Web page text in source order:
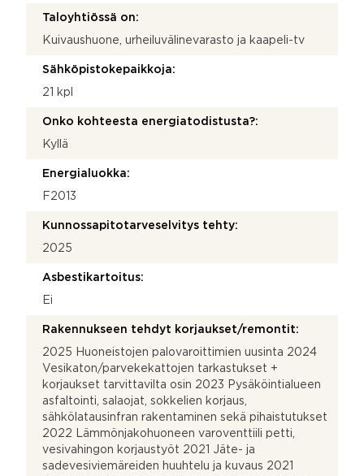
Taloyhtiössä on:
Kuivaushuone, urheiluvälinevarasto ja kaapeli-tv
Sähköpistokepaikkoja:
21 kpl
Onko kohteesta energiatodistusta?:
Kyllä
Energialuokka:
F2013
Kunnossapitotarveselvitys tehty:
2025
Asbestikartoitus:
Ei
Rakennukseen tehdyt korjaukset/remontit:
2025 Huoneistojen palovaroittimien uusinta 2024
Vesikaton/parvekekattojen tarkastukset +
korjaukset tarvittavilta osin 2023 Pysäköintialueen
asfaltointi, salaojat, sokkelien korjaus,
sähkölatausinfran rakentaminen sekä pihaistutukset
2022 Lämmönjakohuoneen varoventtiili petti,
vesivahingon korjaustyöt 2021 Jäte- ja
sadevesiviemäreiden huuhtelu ja kuvaus 2021